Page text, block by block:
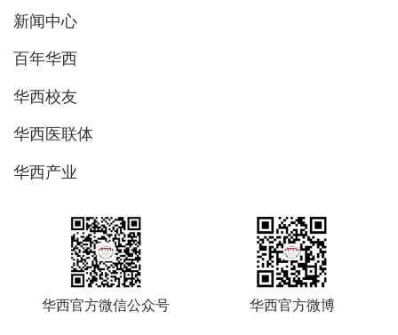
新闻中心
百年华西
华西校友
华西医联体
华西产业
华西官方微信公众号 华西官方微博